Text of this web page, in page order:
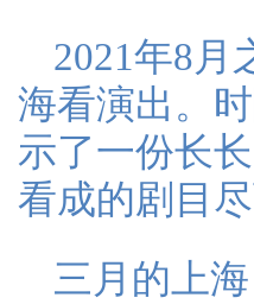
2021年8月
海看演出。
示了一份长
看成的剧目
三月的上